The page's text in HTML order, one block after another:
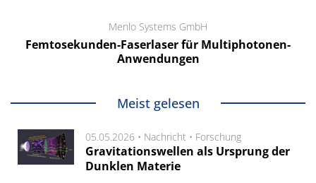
Menlo Systems GmbH
Femtosekunden-Faserlaser für Multiphotonen-
Anwendungen
Meist gelesen
05.05.2026 • Nachricht • Forschung
Gravitationswellen als Ursprung der
Dunklen Materie